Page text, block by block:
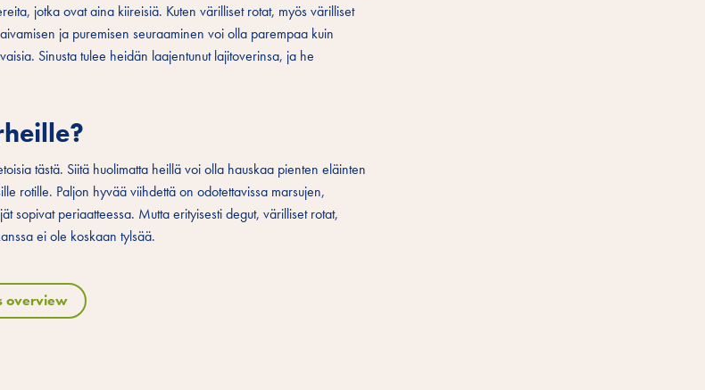
jotka ovat aina kiireisiä. Kuten värilliset rotat, myös värilliset
ja puremisen seuraaminen voi olla parempaa kuin
Sinusta tulee heidän laajentunut lajitoverinsa, ja he
tästä. Siitä huolimatta heillä voi olla hauskaa pienten eläinten
rotille. Paljon hyvää viihdettä on odotettavissa marsujen,
sopivat periaatteessa. Mutta erityisesti degut, värilliset rotat,
ei ole koskaan tylsää.
overview